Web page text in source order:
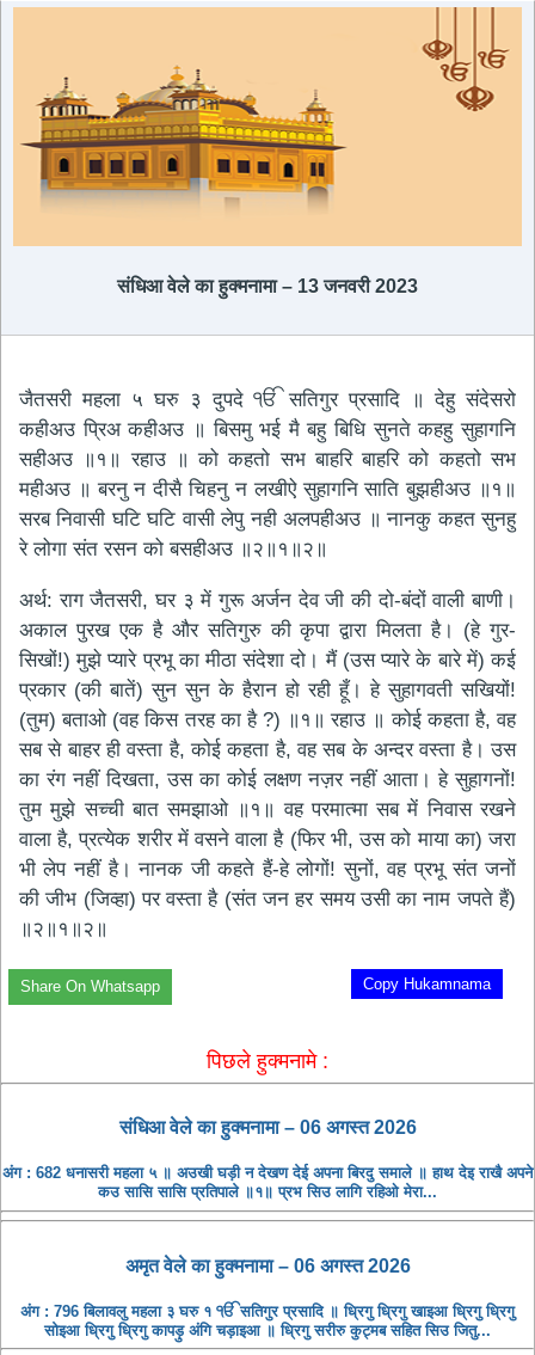
संधिआ वेले का हुक्मनामा – 13 जनवरी 2023
जैतसरी महला ५ घरु ३ दुपदे ੴ सतिगुर प्रसादि ॥ देहु संदेसरो
कहीअउ प्रिअ कहीअउ ॥ बिसमु भई मै बहु बिधि सुनते कहहु सुहागनि
सहीअउ ॥१॥ रहाउ ॥ को कहतो सभ बाहरि बाहरि को कहतो सभ
महीअउ ॥ बरनु न दीसै चिहनु न लखीऐ सुहागनि साति बुझहीअउ ॥१॥
सरब निवासी घटि घटि वासी लेपु नही अलपहीअउ ॥ नानकु कहत सुनहु
रे लोगा संत रसन को बसहीअउ ॥२॥१॥२॥
अर्थ: राग जैतसरी, घर ३ में गुरू अर्जन देव जी की दो-बंदों वाली बाणी।
अकाल पुरख एक है और सतिगुरु की कृपा द्वारा मिलता है। (हे गुर-
सिखों!) मुझे प्यारे प्रभू का मीठा संदेशा दो। मैं (उस प्यारे के बारे में) कई
प्रकार (की बातें) सुन सुन के हैरान हो रही हूँ। हे सुहागवती सखियों!
(तुम) बताओ (वह किस तरह का है ?) ॥१॥ रहाउ ॥ कोई कहता है, वह
सब से बाहर ही वस्ता है, कोई कहता है, वह सब के अन्दर वस्ता है। उस
का रंग नहीं दिखता, उस का कोई लक्षण नज़र नहीं आता। हे सुहागनों!
तुम मुझे सच्ची बात समझाओ ॥१॥ वह परमात्मा सब में निवास रखने
वाला है, प्रत्येक शरीर में वसने वाला है (फिर भी, उस को माया का) जरा
भी लेप नहीं है। नानक जी कहते हैं-हे लोगों! सुनों, वह प्रभू संत जनों
की जीभ (जिव्हा) पर वस्ता है (संत जन हर समय उसी का नाम जपते हैं)
॥२॥१॥२॥
Copy Hukamnama
Share On Whatsapp
पिछले हुक्मनामे :
संधिआ ​​वेले का हुक्मनामा – 06 अगस्त 2026
अंग : 682 धनासरी महला ५ ॥ अउखी घड़ी न देखण देई अपना बिरदु समाले ॥ हाथ देइ राखै अपने
कउ सासि सासि प्रतिपाले ॥१॥ प्रभ सिउ लागि रहिओ मेरा...
अमृत ​​वेले का हुक्मनामा – 06 अगस्त 2026
अंग : 796 बिलावलु महला ३ घरु १ ੴ सतिगुर प्रसादि ॥ ध्रिगु ध्रिगु खाइआ ध्रिगु ध्रिगु
सोइआ ध्रिगु ध्रिगु कापड़ु अंगि चड़ाइआ ॥ ध्रिगु सरीरु कुट्मब सहित सिउ जितु...